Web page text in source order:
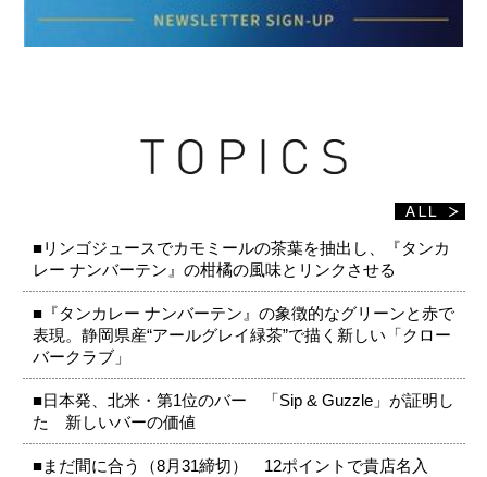
■リンゴジュースでカモミールの茶葉を抽出し、『タンカ
レー ナンバーテン』の柑橘の風味とリンクさせる
■『タンカレー ナンバーテン』の象徴的なグリーンと赤で
表現。静岡県産“アールグレイ緑茶”で描く新しい「クロー
バークラブ」
■日本発、北米・第1位のバー 「Sip & Guzzle」が証明し
た 新しいバーの価値
■まだ間に合う（8月31締切） 12ポイントで貴店名入